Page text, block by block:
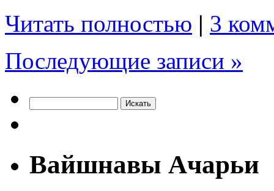
Читать полностью | 3
Последующие записи »
Вайшнавы Ачарьи